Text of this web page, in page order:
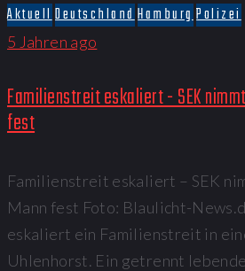
AktuellDeutschlandHamburgPolizei
5 Jahren ago
Familienstreit eskaliert - SEK
fest
Familienstreit eskaliert – SEK
Mann fest Foto: Blaulicht-
eskaliert ein Familienstreit in
Uhlenhorst. Ein getrennt